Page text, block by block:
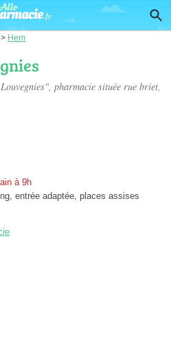
> Hem
pharmacie située rue briet,
à 9h
entrée adaptée, places assises